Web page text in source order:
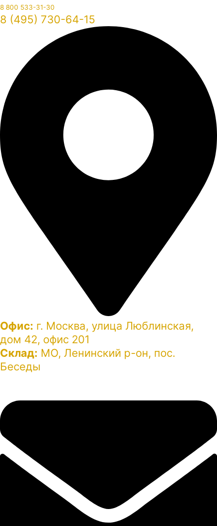
8 800 533-31-30
8 (495) 730-64-15
Офис: г. Москва, улица Люблинская,
дом 42, офис 201
Склад: МО, Ленинский р-он, пос.
Беседы